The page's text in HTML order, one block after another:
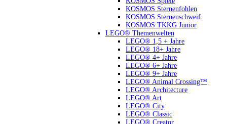
KOSMOS Sternenfohlen
KOSMOS Sternenschweif
KOSMOS TKKG Junior
LEGO® Themenwelten
LEGO® 1,5 + Jahre
LEGO® 18+ Jahre
LEGO® 4+ Jahre
LEGO® 6+ Jahre
LEGO® 9+ Jahre
LEGO® Animal Crossing™
LEGO® Architecture
LEGO® Art
LEGO® City
LEGO® Classic
LEGO® Creator